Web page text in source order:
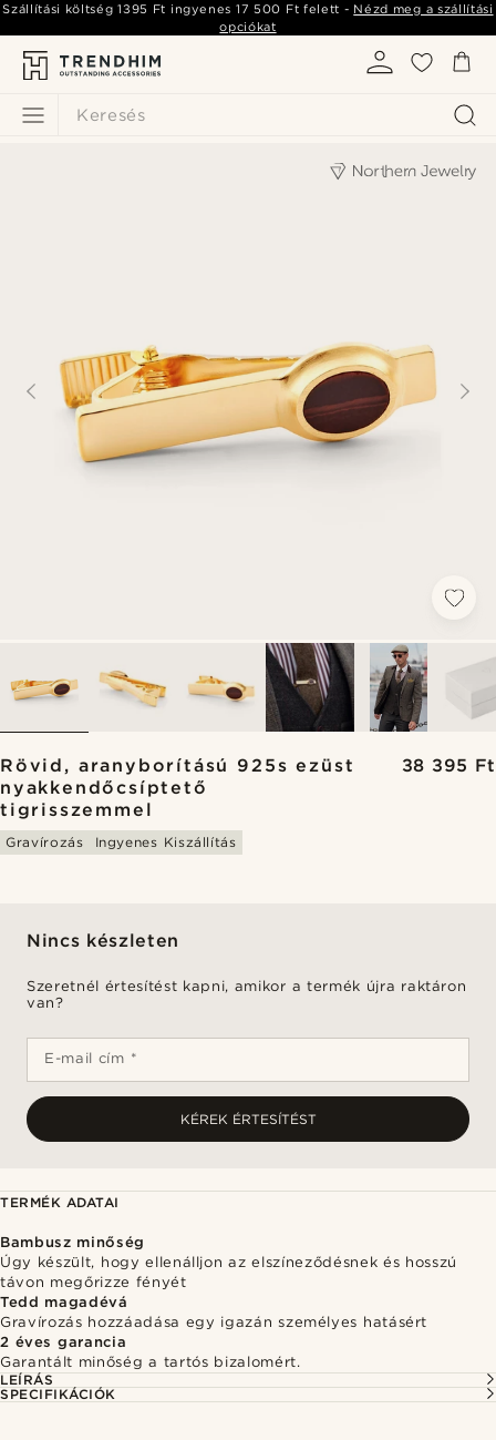
Keresés
Szállítási költség1395 Ft ingyenes 17 500 Ft felett - Nézd meg a szállítási
opciókat
Rövid, aranyborítású 925s ezüst
nyakkendőcsíptető
tigrisszemmel
38 395 Ft
Gravírozás Ingyenes Kiszállítás
Nincs készleten
Szeretnél értesítést kapni, amikor a termék újra raktáron
van?
E-mail cím *
KÉREK ÉRTESÍTÉST
TERMÉK ADATAI
Bambusz minőség
Úgy készült, hogy ellenálljon az elszíneződésnek és hosszú
távon megőrizze fényét
Tedd magadévá
Gravírozás hozzáadása egy igazán személyes hatásért
2 éves garancia
Garantált minőség a tartós bizalomért.
LEÍRÁS
SPECIFIKÁCIÓK